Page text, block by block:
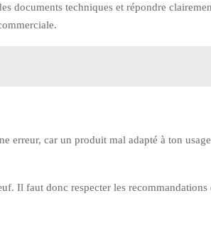
documents techniques et répondre
erreur, car un produit mal adapté à ton
Il faut donc respecter les recommandations